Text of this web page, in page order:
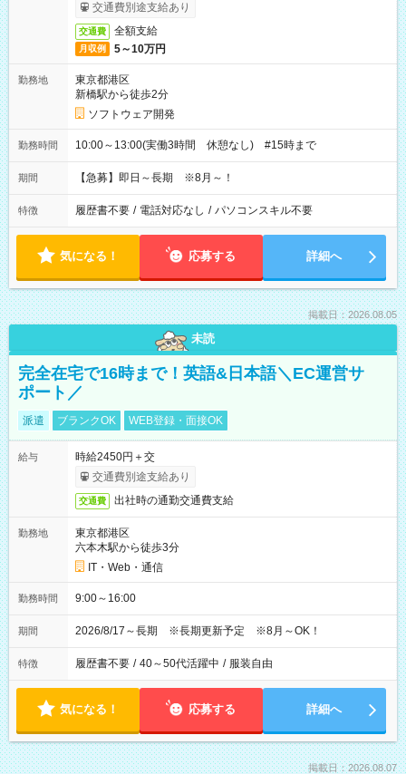
交通費別途支給あり
交通費 全額支給
月収例 5～10万円
勤務地
東京都港区
新橋駅から徒歩2分
ソフトウェア開発
勤務時間 10:00～13:00(実働3時間 休憩なし) #15時まで
期間 【急募】即日～長期 ※8月～！
特徴 履歴書不要 / 電話対応なし / パソコンスキル不要
気になる！ 応募する 詳細へ
掲載日：2026.08.05
未読
完全在宅で16時まで！英語&日本語＼EC運営サ
ポート／
派遣 ブランクOK WEB登録・面接OK
給与
時給2450円＋交
交通費別途支給あり
交通費 出社時の通勤交通費支給
勤務地
東京都港区
六本木駅から徒歩3分
IT・Web・通信
勤務時間 9:00～16:00
期間 2026/8/17～長期 ※長期更新予定 ※8月～OK！
特徴 履歴書不要 / 40～50代活躍中 / 服装自由
気になる！ 応募する 詳細へ
掲載日：2026.08.07